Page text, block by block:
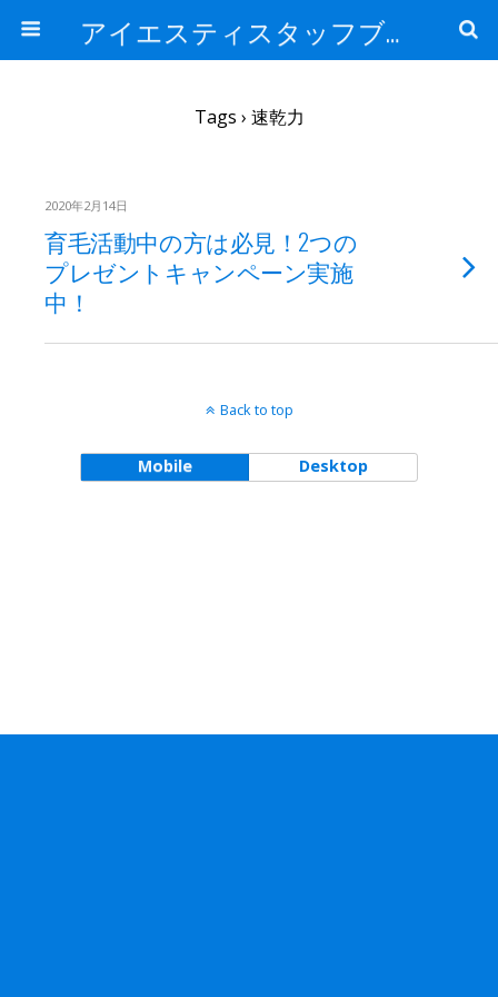
アイエスティスタッフブログ
Tags › 速乾力
2020年2月14日
育毛活動中の方は必見！2つの
プレゼントキャンペーン実施
中！
Back to top
Mobile Desktop